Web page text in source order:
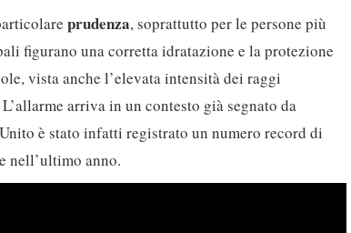
prudenza, soprattutto per le persone più
figurano una corretta idratazione e la protezione
vista anche l’elevata intensità dei raggi
arriva in un contesto già segnato da
è stato infatti registrato un numero record di
nell’ultimo anno.